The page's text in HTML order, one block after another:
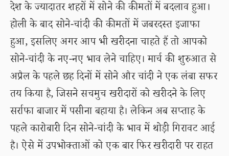
देश के ज्यादातर शहरों में सोने की कीमतों में बदलाव हुआ।
होली के बाद सोने-चांदी की कीमतों में जबरदस्त इजाफा
हुआ, इसलिए अगर आप भी खरीदना चाहते हैं तो आपको
सोने-चांदी के नए-नए भाव लेने चाहिए। मार्च की शुरुआत से
अप्रैल के पहले छह दिनों में सोने और चांदी ने एक लंबा सफर
तय किया है, जिसने सचमुच खरीदारों को खरीदने के लिए
सर्राफा बाजार में पसीना बहाया है। लेकिन अब सप्ताह के
पहले कारोबारी दिन सोने-चांदी के भाव में थोड़ी गिरावट आई
है। ऐसे में उपभोक्ताओं को एक बार फिर खरीदारी पर राहत